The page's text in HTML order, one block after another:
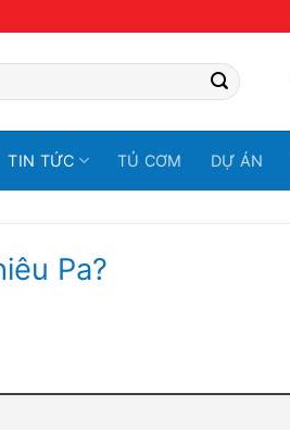
TIN TỨC TỦ CƠM DỰ ÁN
Pa?